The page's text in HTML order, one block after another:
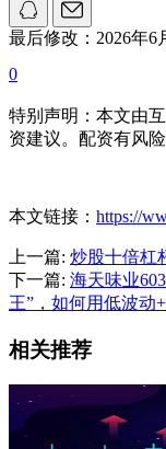
最后修改：2026年6
0
特别声明：本文由
资建议。配资有风
本文链接： https://
上一篇: 炒股十倍杠
下一篇: 海天味业
王”，如何用低波动
相关推荐